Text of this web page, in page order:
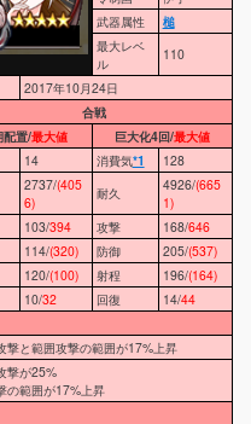
武器属性
槌
最大レベ
ル
110
2017年10月24日
合戦
配置/最大値 巨大化4回/最大値
14 消費気*1
128
2737/(405
6)
耐久 4926/(665
1)
103/394 攻撃 168/646
114/(320) 防御 205/(537)
120/(100) 射程 196/(164)
10/32 回復 14/44
撃と範囲攻撃の範囲が17%上昇
撃が25%
の範囲が17%上昇